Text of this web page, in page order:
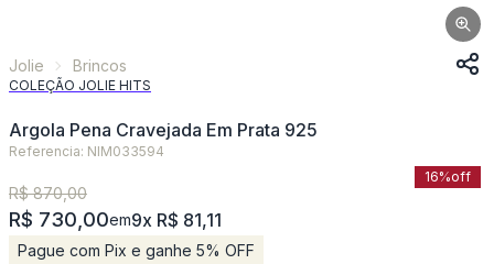
Jolie Brincos
COLEÇÃO JOLIE HITS
Argola Pena Cravejada Em Prata 925
Referencia: NIM033594
16%off
R$ 870,00
R$ 730,00em9x R$ 81,11
Pague com Pix e ganhe 5% OFF